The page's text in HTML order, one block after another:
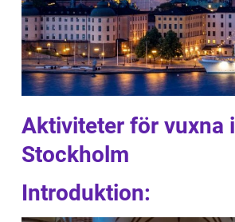
Aktiviteter för vuxna i
Stockholm
Introduktion: